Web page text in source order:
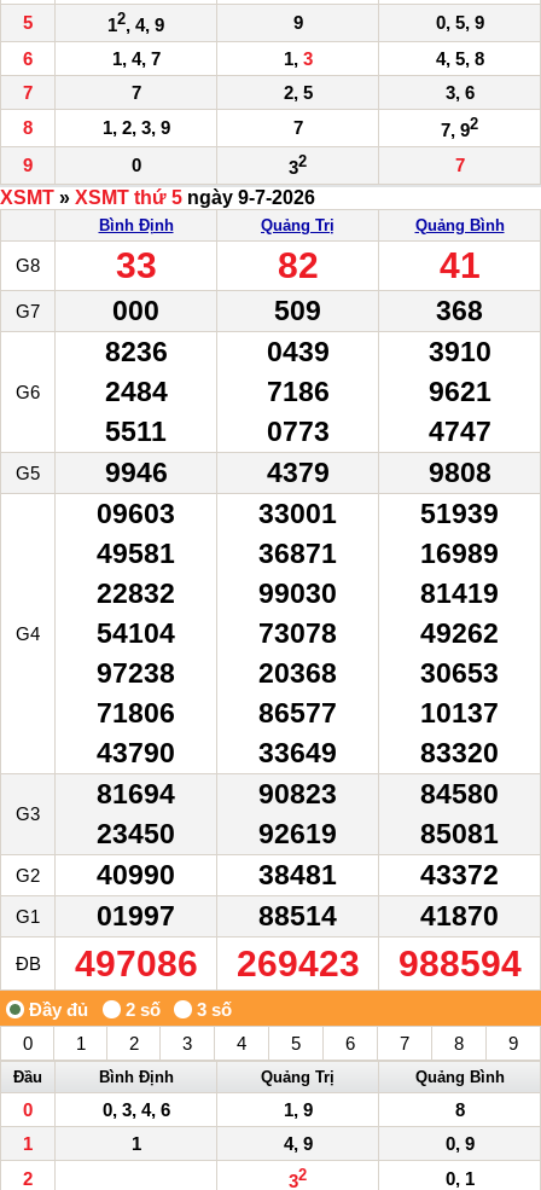
5
12, 4, 9 9
0, 5, 9
6
1, 4, 7 1, 3
4, 5, 8
7
7 2, 5
3, 6
8
1, 2, 3, 9 7 7, 92
9 0 32
7
XSMT » XSMT thứ 5 ngày 9-7-2026
Bình Định Quảng Trị Quảng Bình
G8 33 82 41
G7 000 509 368
G6
8236
2484
5511
0439
7186
0773
3910
9621
4747
G5 9946 4379 9808
G4
09603
49581
22832
54104
97238
71806
43790
33001
36871
99030
73078
20368
86577
33649
51939
16989
81419
49262
30653
10137
83320
G3
81694
23450
90823
92619
84580
85081
G2 40990 38481 43372
G1 01997 88514 41870
ĐB 497086 269423 988594
0 1 2 3 4 5 6 7 8 9
Đầu Bình Định Quảng Trị Quảng Bình
0 0, 3, 4, 6 1, 9
8
1
1 4, 9
0, 9
2
32 0, 1